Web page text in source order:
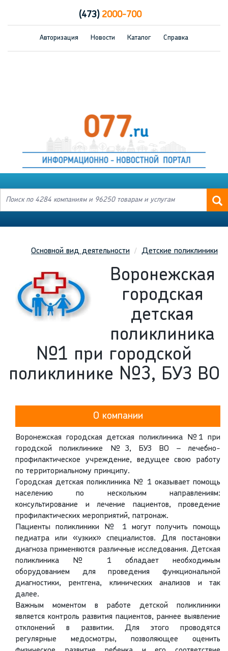
(473)2000-700
Авторизация Новости Каталог Справка
Основной вид деятельности Детские поликлиники
Воронежская
городская
детская
поликлиника
№1 при городской
поликлинике №3, БУЗ ВО
О компании
Воронежская городская детская поликлиника №1 при
городской поликлинике №3, БУЗ ВО – лечебно-
профилактическое учреждение, ведущее свою работу
по территориальному принципу.
Городская детская поликлиника № 1 оказывает помощь
населению по нескольким направлениям:
консультирование и лечение пациентов, проведение
профилактических мероприятий, патронаж.
Пациенты поликлиники № 1 могут получить помощь
педиатра или «узких» специалистов. Для постановки
диагноза применяются различные исследования. Детская
поликлиника № 1 обладает необходимым
оборудованием для проведения функциональной
диагностики, рентгена, клинических анализов и так
далее.
Важным моментом в работе детской поликлиники
является контроль развития пациентов, раннее выявление
отклонений в развитии. Для этого проводятся
регулярные медосмотры, позволяющее оценить